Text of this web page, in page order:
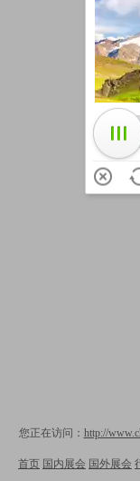
您正在访问： http://
首页 国内展会 国外展会